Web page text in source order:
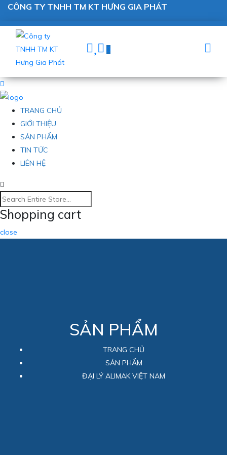
CÔNG TY TNHH TM KT HƯNG GIA PHÁT
0
TRANG CHỦ
GIỚI THIỆU
SẢN PHẨM
TIN TỨC
LIÊN HỆ
Shopping cart
close
SẢN PHẨM
TRANG CHỦ
SẢN PHẨM
ĐẠI LÝ ALIMAK VIỆT NAM